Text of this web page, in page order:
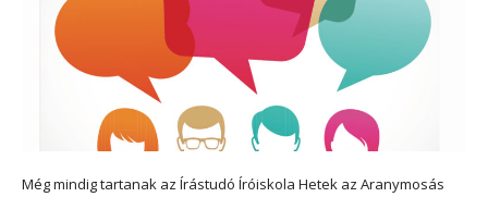
Még mindig tartanak az Írástudó Íróiskola Hetek az Aranymosás